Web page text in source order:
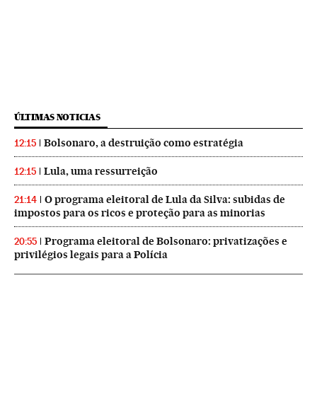
ÚLTIMAS NOTICIAS
12:15 Bolsonaro, a destruição como estratégia
12:15 Lula, uma ressurreição
21:14
O programa eleitoral de Lula da Silva: subidas de
impostos para os ricos e proteção para as minorias
20:55
Programa eleitoral de Bolsonaro: privatizações e
privilégios legais para a Polícia